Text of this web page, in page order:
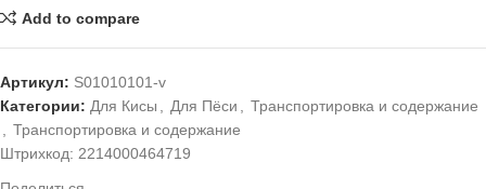
Add to compare
Артикул: S01010101-v
Категории: Для Кисы Для Пёси
Транспортировка и содержание
Транспортировка и содержание
Штрихкод: 2214000464719